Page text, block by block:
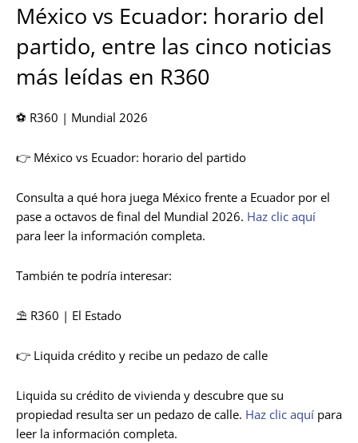
México vs Ecuador: horario del
partido, entre las cinco noticias
más leídas en R360
⚽ R360 | Mundial 2026
👉 México vs Ecuador: horario del partido
Consulta a qué hora juega México frente a Ecuador por el
pase a octavos de final del Mundial 2026. Haz clic aquí
para leer la información completa.
También te podría interesar:
⛱️ R360 | El Estado
👉 Liquida crédito y recibe un pedazo de calle
Liquida su crédito de vivienda y descubre que su
propiedad resulta ser un pedazo de calle. Haz clic aquí para
leer la información completa.